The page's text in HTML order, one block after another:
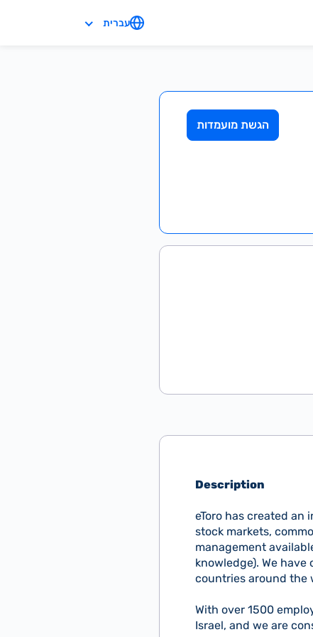
עברית
הגשת מועמדות
Description
eToro has created
stock markets,
management
knowledge). We
countries around the
With over 1500
Israel, and we are